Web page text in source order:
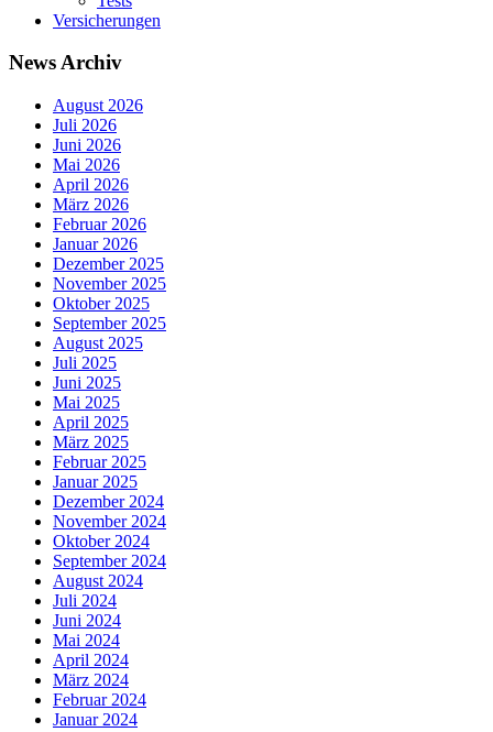
Versicherungen
News Archiv
August 2026
Juli 2026
Juni 2026
Mai 2026
April 2026
März 2026
Februar 2026
Januar 2026
Dezember 2025
November 2025
Oktober 2025
September 2025
August 2025
Juli 2025
Juni 2025
Mai 2025
April 2025
März 2025
Februar 2025
Januar 2025
Dezember 2024
November 2024
Oktober 2024
September 2024
August 2024
Juli 2024
Juni 2024
Mai 2024
April 2024
März 2024
Februar 2024
Januar 2024